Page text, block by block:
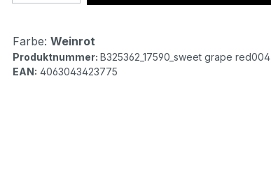
Farbe: Weinrot
Produktnummer: B325362_17590_sweet grape red004
EAN: 4063043423775